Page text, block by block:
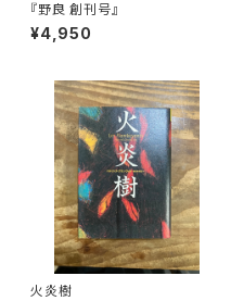
『野良 創刊号』
¥4,950
火炎樹